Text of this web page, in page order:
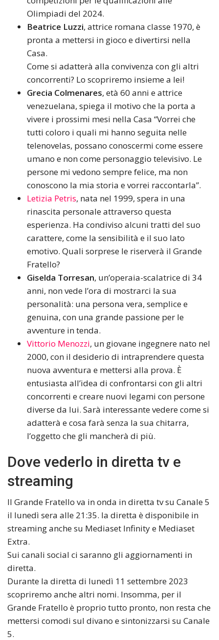
Olimpiadi del 2024.
Beatrice Luzzi, attrice romana classe 1970, è
pronta a mettersi in gioco e divertirsi nella
Casa.
Come si adatterà alla convivenza con gli altri
concorrenti? Lo scopriremo insieme a lei!
Grecia Colmenares, età 60 anni e attrice
venezuelana, spiega il motivo che la porta a
vivere i prossimi mesi nella Casa “Vorrei che
tutti coloro i quali mi hanno seguita nelle
telenovelas, possano conoscermi come essere
umano e non come personaggio televisivo. Le
persone mi vedono sempre felice, ma non
conoscono la mia storia e vorrei raccontarla”.
Letizia Petris, nata nel 1999, spera in una
rinascita personale attraverso questa
esperienza. Ha condiviso alcuni tratti del suo
carattere, come la sensibilità e il suo lato
emotivo. Quali sorprese le riserverà il Grande
Fratello?
Giselda Torresan, un’operaia-scalatrice di 34
anni, non vede l’ora di mostrarci la sua
personalità: una persona vera, semplice e
genuina, con una grande passione per le
avventure in tenda.
Vittorio Menozzi, un giovane ingegnere nato nel
2000, con il desiderio di intraprendere questa
nuova avventura e mettersi alla prova. È
entusiasta all’idea di confrontarsi con gli altri
concorrenti e creare nuovi legami con persone
diverse da lui. Sarà interessante vedere come si
adatterà e cosa farà senza la sua chitarra,
l’oggetto che gli mancherà di più.
Dove vederlo in diretta tv e
streaming
Il Grande Fratello va in onda in diretta tv su Canale 5
il lunedì sera alle 21:35. la diretta è disponibile in
streaming anche su Mediaset Infinity e Mediaset
Extra.
Sui canali social ci saranno gli aggiornamenti in
diretta.
Durante la diretta di lunedì 11 settembre 2023
scopriremo anche altri nomi. Insomma, per il
Grande Fratello è proprio tutto pronto, non resta che
mettersi comodi sul divano e sintonizzarsi su Canale
5.